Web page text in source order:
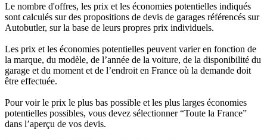
Le nombre d'offres, les prix et les économies potentielles indiqués
sont calculés sur des propositions de devis de garages référencés sur
Autobutler, sur la base de leurs propres prix individuels.
Les prix et les économies potentielles peuvent varier en fonction de
la marque, du modèle, de l’année de la voiture, de la disponibilité du
garage et du moment et de l’endroit en France où la demande doit
être effectuée.
Pour voir le prix le plus bas possible et les plus larges économies
potentielles possibles, vous devez sélectionner “Toute la France”
dans l’aperçu de vos devis.